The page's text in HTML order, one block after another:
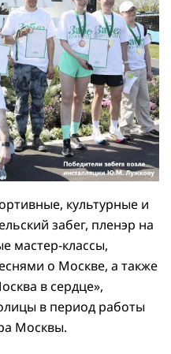
культурные и
забег, пленэр на
мастер-классы,
о Москве, а также
в сердце»,
в период работы
Москвы.